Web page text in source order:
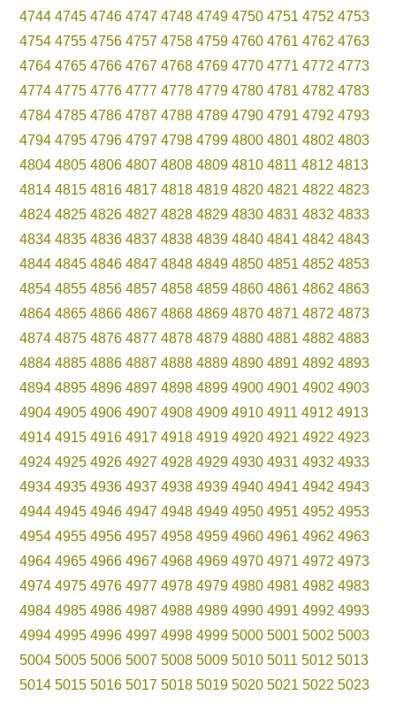
4744 4745 4746 4747 4748 4749 4750 4751 4752 4753
4754 4755 4756 4757 4758 4759 4760 4761 4762 4763
4764 4765 4766 4767 4768 4769 4770 4771 4772 4773
4774 4775 4776 4777 4778 4779 4780 4781 4782 4783
4784 4785 4786 4787 4788 4789 4790 4791 4792 4793
4794 4795 4796 4797 4798 4799 4800 4801 4802 4803
4804 4805 4806 4807 4808 4809 4810 4811 4812 4813
4814 4815 4816 4817 4818 4819 4820 4821 4822 4823
4824 4825 4826 4827 4828 4829 4830 4831 4832 4833
4834 4835 4836 4837 4838 4839 4840 4841 4842 4843
4844 4845 4846 4847 4848 4849 4850 4851 4852 4853
4854 4855 4856 4857 4858 4859 4860 4861 4862 4863
4864 4865 4866 4867 4868 4869 4870 4871 4872 4873
4874 4875 4876 4877 4878 4879 4880 4881 4882 4883
4884 4885 4886 4887 4888 4889 4890 4891 4892 4893
4894 4895 4896 4897 4898 4899 4900 4901 4902 4903
4904 4905 4906 4907 4908 4909 4910 4911 4912 4913
4914 4915 4916 4917 4918 4919 4920 4921 4922 4923
4924 4925 4926 4927 4928 4929 4930 4931 4932 4933
4934 4935 4936 4937 4938 4939 4940 4941 4942 4943
4944 4945 4946 4947 4948 4949 4950 4951 4952 4953
4954 4955 4956 4957 4958 4959 4960 4961 4962 4963
4964 4965 4966 4967 4968 4969 4970 4971 4972 4973
4974 4975 4976 4977 4978 4979 4980 4981 4982 4983
4984 4985 4986 4987 4988 4989 4990 4991 4992 4993
4994 4995 4996 4997 4998 4999 5000 5001 5002 5003
5004 5005 5006 5007 5008 5009 5010 5011 5012 5013
5014 5015 5016 5017 5018 5019 5020 5021 5022 5023